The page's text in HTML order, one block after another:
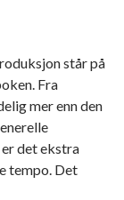
står på
Fra
mer enn den
det ekstra
tempo. Det